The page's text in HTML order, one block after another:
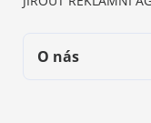
O nás